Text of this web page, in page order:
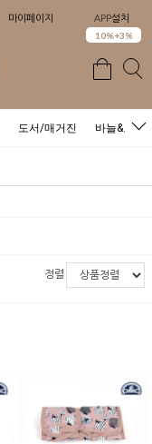
마이페이지 APP설치
10%+3%
도서/매거진 바늘&도구
정렬